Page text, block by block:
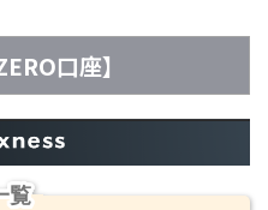
口座】
覧